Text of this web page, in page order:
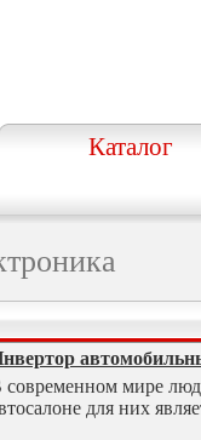
Каталог
современном мире
для них